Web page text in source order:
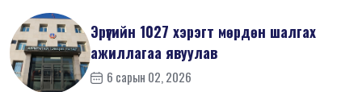
Эрүүгийн 1027 хэрэгт мөрдөн шалгах
ажиллагаа явуулав
6 сарын 02, 2026